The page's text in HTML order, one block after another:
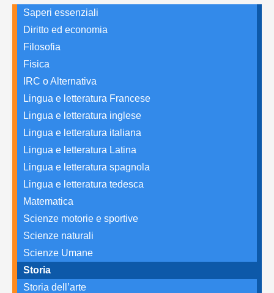
Saperi essenziali
Diritto ed economia
Filosofia
Fisica
IRC o Alternativa
Lingua e letteratura Francese
Lingua e letteratura inglese
Lingua e letteratura italiana
Lingua e letteratura Latina
Lingua e letteratura spagnola
Lingua e letteratura tedesca
Matematica
Scienze motorie e sportive
Scienze naturali
Scienze Umane
Storia
Storia dell’arte